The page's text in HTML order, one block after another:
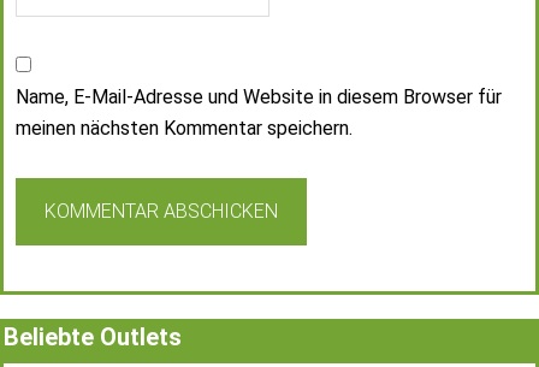
Name, E-Mail-Adresse und Website in diesem Browser für
meinen nächsten Kommentar speichern.
Beliebte Outlets